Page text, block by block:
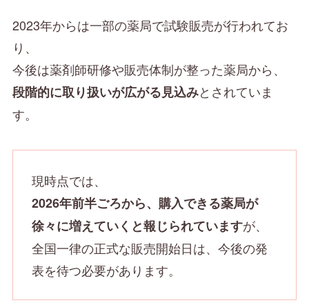
2023年からは一部の薬局で試験販売が行われてお
り、
今後は薬剤師研修や販売体制が整った薬局から、
段階的に取り扱いが広がる見込みとされていま
す。
現時点では、
2026年前半ごろから、購入できる薬局が
徐々に増えていくと報じられていますが、
全国一律の正式な販売開始日は、今後の発
表を待つ必要があります。